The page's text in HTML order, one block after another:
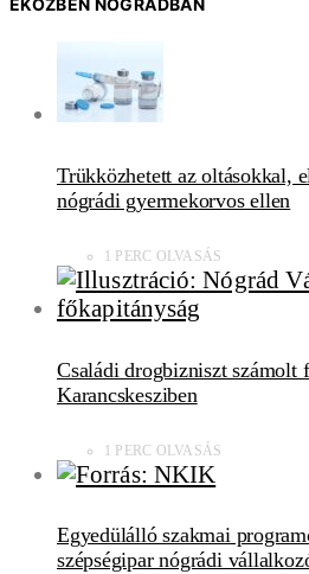
EKÖZBEN NÓGRÁDBAN
Trükközhetett az oltásokkal,
nógrádi gyermekorvos ellen
1 PERC OLVASÁS
Családi drogbizniszt számolt
Karancskesziben
1 PERC OLVASÁS
Egyedülálló szakmai
szépségipar nógrádi